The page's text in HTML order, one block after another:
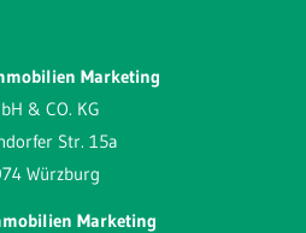
Marketing
& CO. KG
Str. 15a
Würzburg
Marketing